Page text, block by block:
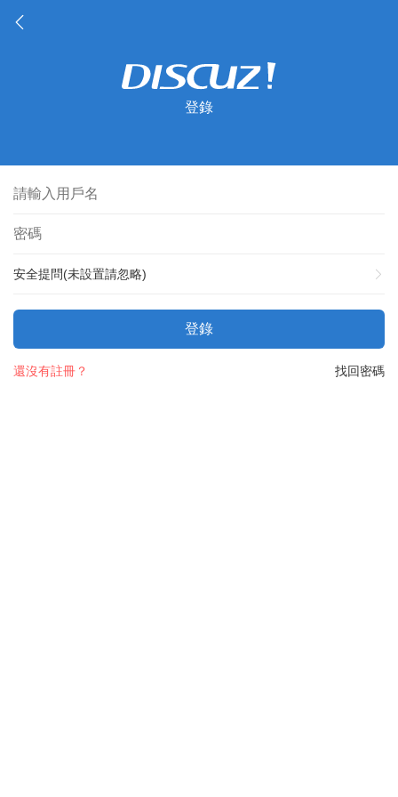
登錄
安全提問(未設置請忽略)
登錄
找回密碼
還沒有註冊？